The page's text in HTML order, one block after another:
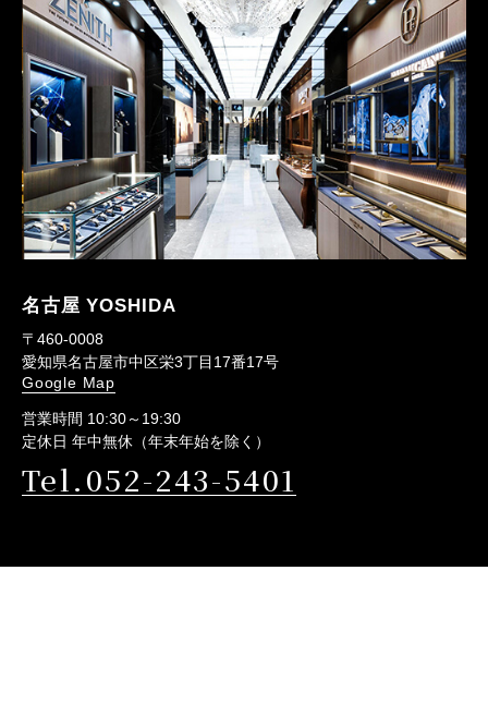
名古屋 YOSHIDA
〒460-0008
愛知県名古屋市中区栄3丁目17番17号
Google Map
営業時間 10:30～19:30
定休日 年中無休（年末年始を除く）
Tel.052-243-5401